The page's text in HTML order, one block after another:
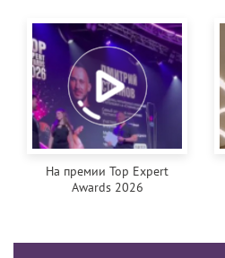
На премии Top Expert
Awards 2026